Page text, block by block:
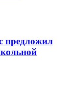
предложил